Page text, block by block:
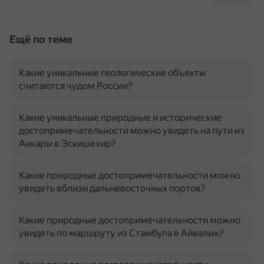
Ещё по теме
Какие уникальные геологические объекты
считаются чудом России?
Какие уникальные природные и исторические
достопримечательности можно увидеть на пути из
Анкары в Эскишехир?
Какие природные достопримечательности можно
увидеть вблизи дальневосточных портов?
Какие природные достопримечательности можно
увидеть по маршруту из Стамбула в Айвалык?